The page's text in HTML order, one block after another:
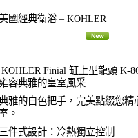
國經典衛浴 – KOHLER
KOHLER Finial 缸上型龍頭 K-
容典雅的皇室風采
雅的白色把手，完美點綴您精
室。
三件式設計：冷熱獨立控制